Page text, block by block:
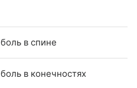
боль в спине
боль в конечностях